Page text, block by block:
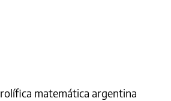
matemática argentina